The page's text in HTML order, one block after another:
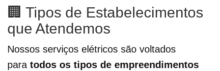
🏢 Tipos de Estabelecimentos
que Atendemos
Nossos serviços elétricos são voltados
para todos os tipos de empreendimentos